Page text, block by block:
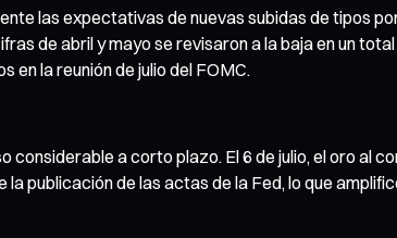
las expectativas de nuevas subidas de tipos
de abril y mayo se revisaron a la baja en un
en la reunión de julio del FOMC.
considerable a corto plazo. El 6 de julio, el oro al
publicación de las actas de la Fed, lo que